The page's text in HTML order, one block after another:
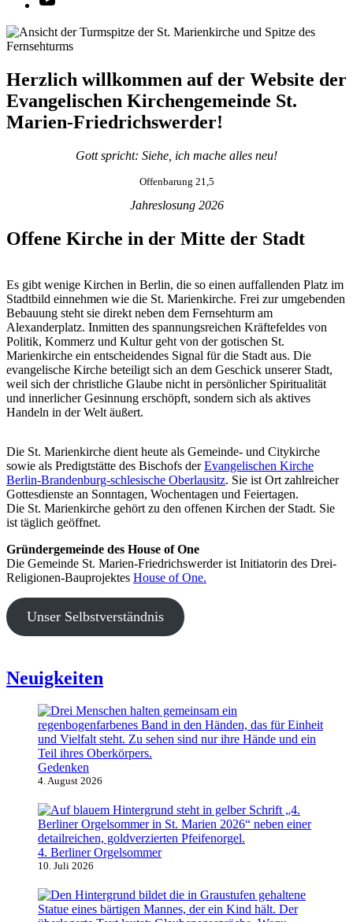
Herzlich willkommen auf der Website der
Evangelischen Kirchengemeinde St.
Marien-Friedrichswerder!
Gott spricht: Siehe, ich mache alles neu!
Offenbarung 21,5
Jahreslosung 2026
Offene Kirche in der Mitte der Stadt
Es gibt wenige Kirchen in Berlin, die so einen auffallenden Platz im
Stadtbild einnehmen wie die St. Marienkirche. Frei zur umgebenden
Bebauung steht sie direkt neben dem Fernsehturm am
Alexanderplatz. Inmitten des spannungsreichen Kräftefeldes von
Politik, Kommerz und Kultur geht von der gotischen St.
Marienkirche ein entscheidendes Signal für die Stadt aus. Die
evangelische Kirche beteiligt sich an dem Geschick unserer Stadt,
weil sich der christliche Glaube nicht in persönlicher Spiritualität
und innerlicher Gesinnung erschöpft, sondern sich als aktives
Handeln in der Welt äußert.
Die St. Marienkirche dient heute als Gemeinde- und Citykirche
sowie als Predigtstätte des Bischofs derEvangelischen Kirche
Berlin-Brandenburg-schlesische Oberlausitz. Sie ist Ort zahlreicher
Gottesdienste an Sonntagen, Wochentagen und Feiertagen.
Die St. Marienkirche gehört zu den offenen Kirchen der Stadt. Sie
ist täglich geöffnet.
Gründergemeinde des House of One
Die Gemeinde St. Marien-Friedrichswerder ist Initiatorin des Drei-
Religionen-Bauprojektes House of One.
Unser Selbstverständnis
Neuigkeiten
Gedenken
4. August 2026
4. Berliner Orgelsommer
10. Juli 2026